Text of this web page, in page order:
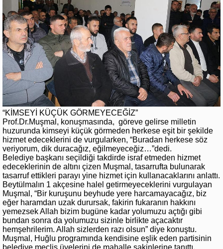
“KİMSEYİ KÜÇÜK GÖRMEYECEĞİZ”
Prof.Dr.Muşmal, konuşmasında, göreve gelirse milletin
huzurunda kimseyi küçük görmeden herkese eşit bir şekilde
hizmet edeceklerini de vurgularken, “Buradan herkese söz
veriyorum, dik duracağız, eğilmeyeceğiz…”dedi.
Belediye başkanı seçildiği takdirde israf etmeden hizmet
edeceklerinin de altını çizen Muşmal, tasarrufta bulunarak
tasarruf ettikleri parayı yine hizmet için kullanacaklarını anlattı.
Beytülmalın 1 akçesine halel getirmeyeceklerini vurgulayan
Muşmal, “Bir kuruşunu beyhude yere harcamayacağız, biz
eğer haramdan uzak durursak, fakirin fukaranın hakkını
yemezsek Allah bizim bugüne kadar yolumuzu açtığı gibi
bundan sonra da yolumuzu sizinle birlikte açacaktır
hemşehrilerim. Allah sizlerden razı olsun” diye konuştu.
Muşmal, Huğlu programında kendisine eşlik eden partisinin